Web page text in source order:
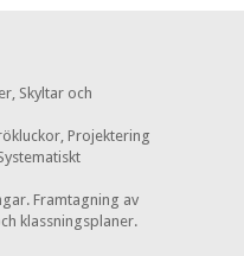
Skyltar och
Projektering
Framtagning av
klassningsplaner.